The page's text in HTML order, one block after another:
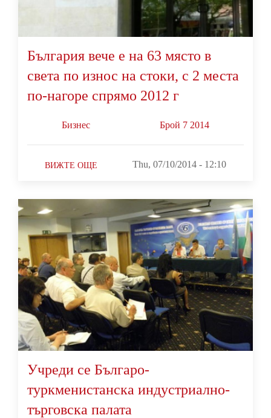
България вече е на 63 място в
света по износ на стоки, с 2 места
по-нагоре спрямо 2012 г
Бизнес Брой 7 2014
ВИЖТЕ ОЩЕ Thu, 07/10/2014 - 12:10
Учреди се Българо-
туркменистанска индустриално-
търговска палата